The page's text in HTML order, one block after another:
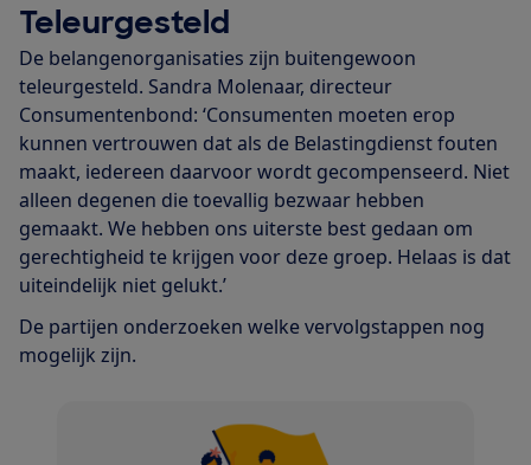
Teleurgesteld
De belangenorganisaties zijn buitengewoon
teleurgesteld. Sandra Molenaar, directeur
Consumentenbond: ‘Consumenten moeten erop
kunnen vertrouwen dat als de Belastingdienst fouten
maakt, iedereen daarvoor wordt gecompenseerd. Niet
alleen degenen die toevallig bezwaar hebben
gemaakt. We hebben ons uiterste best gedaan om
gerechtigheid te krijgen voor deze groep. Helaas is dat
uiteindelijk niet gelukt.’
De partijen onderzoeken welke vervolgstappen nog
mogelijk zijn.